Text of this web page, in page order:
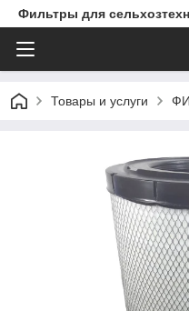
Фильтры для
Товары и услуги